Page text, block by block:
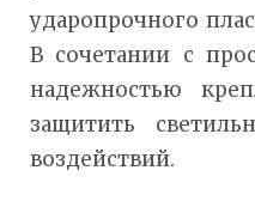
ударопрочного
В сочетании с
надежностью
защитить
воздействий.